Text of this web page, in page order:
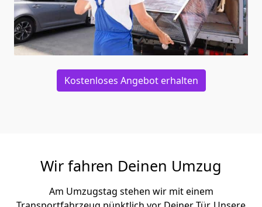
Kostenloses Angebot erhalten
Wir fahren Deinen Umzug
Am Umzugstag stehen wir mit einem